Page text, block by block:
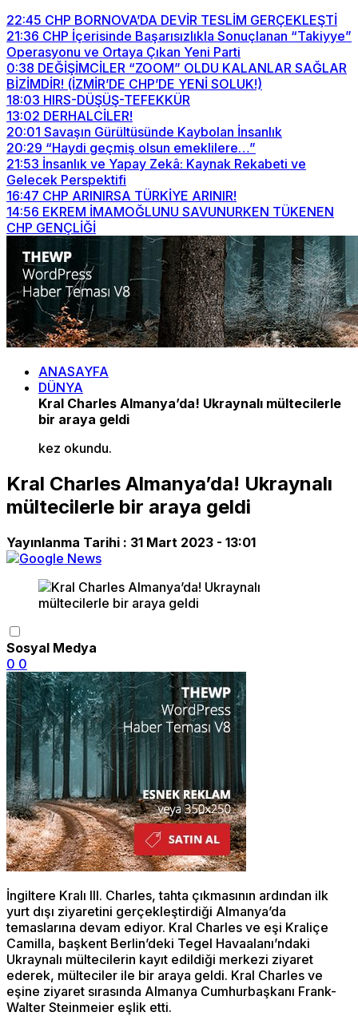
22:45 CHP BORNOVA’DA DEVİR TESLİM GERÇEKLEŞTİ
21:36 CHP İçerisinde Başarısızlıkla Sonuçlanan “Takiyye”
Operasyonu ve Ortaya Çıkan Yeni Parti
0:38 DEĞİŞİMCİLER “ZOOM” OLDU KALANLAR SAĞLAR
BİZİMDİR! (İZMİR’DE CHP’DE YENİ SOLUK!)
18:03 HIRS-DÜŞÜŞ-TEFEKKÜR
13:02 DERHALCİLER!
20:01 Savaşın Gürültüsünde Kaybolan İnsanlık
20:29 “Haydi geçmiş olsun emeklilere…”
21:53 İnsanlık ve Yapay Zekâ: Kaynak Rekabeti ve
Gelecek Perspektifi
16:47 CHP ARINIRSA TÜRKİYE ARINIR!
14:56 EKREM İMAMOĞLUNU SAVUNURKEN TÜKENEN
CHP GENÇLİĞİ
ANASAYFA
DÜNYA
Kral Charles Almanya’da! Ukraynalı mültecilerle
bir araya geldi
kez okundu.
Kral Charles Almanya’da! Ukraynalı
mültecilerle bir araya geldi
Yayınlanma Tarihi : 31 Mart 2023 - 13:01
Sosyal Medya
0 0
İngiltere Kralı III. Charles, tahta çıkmasının ardından ilk
yurt dışı ziyaretini gerçekleştirdiği Almanya’da
temaslarına devam ediyor. Kral Charles ve eşi Kraliçe
Camilla, başkent Berlin’deki Tegel Havaalanı’ndaki
Ukraynalı mültecilerin kayıt edildiği merkezi ziyaret
ederek, mülteciler ile bir araya geldi. Kral Charles ve
eşine ziyaret sırasında Almanya Cumhurbaşkanı Frank-
Walter Steinmeier eşlik etti.